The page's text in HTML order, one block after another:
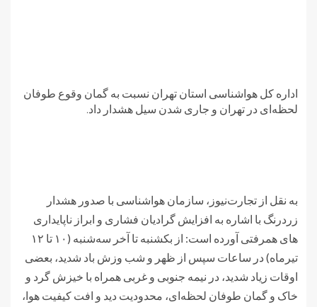
اداره کل هواشناسی استان تهران نسبت به گمان وقوع طوفان
لحظه‌ای در تهران و جاری شدن سیل هشدار داد.
به نقل از تجارت‌نیوز، سازمان هواشناسی با صدور هشدار
زردرنگ با اشاره به افزایش گرادیان فشاری و ابراز ناپایداری
تیرماه) در ساعات سپس از ظهر و شب وزش باد شدید، بعضی
اوقات زیاد شدید، در نیمه جنوبی و غربی همراه با خیزش گرد و
خاک و گمان طوفان لحظه‌ای، محدودیت دید و افت کیفیت هوا،